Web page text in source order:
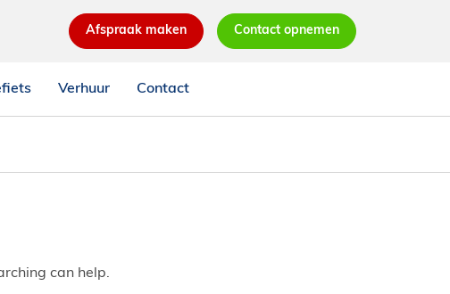
Afspraak maken Contact opnemen
Verhuur Contact
can help.